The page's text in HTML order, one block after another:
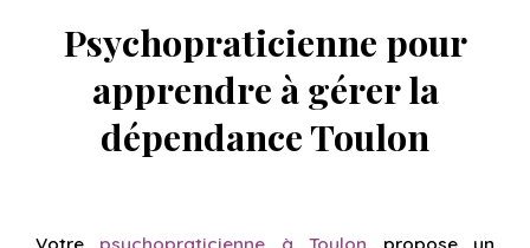
Psychopraticienne pour
apprendre à gérer la
dépendance Toulon